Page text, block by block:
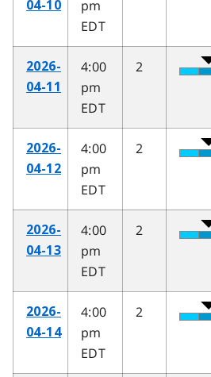
04-10
pm
EDT
2026-
04-11
4:00
pm
EDT
2
2026-
04-12
4:00
pm
EDT
2
2026-
04-13
4:00
pm
EDT
2
2026-
04-14
4:00
pm
EDT
2